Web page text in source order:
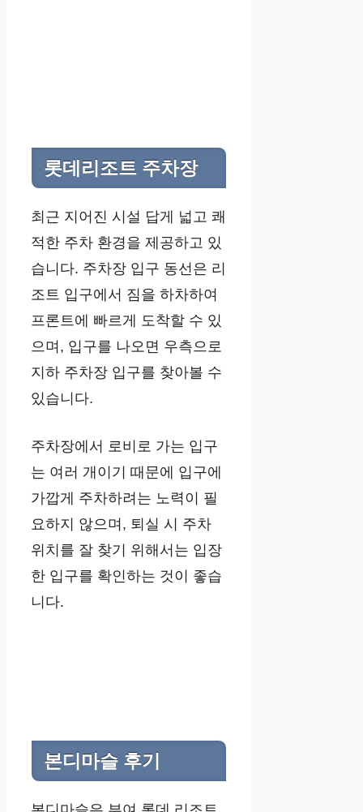
롯데리조트 주차장
최근 지어진 시설 답게 넓고 쾌
적한 주차 환경을 제공하고 있
습니다. 주차장 입구 동선은 리
조트 입구에서 짐을 하차하여
프론트에 빠르게 도착할 수 있
으며, 입구를 나오면 우측으로
지하 주차장 입구를 찾아볼 수
있습니다.
주차장에서 로비로 가는 입구
는 여러 개이기 때문에 입구에
가깝게 주차하려는 노력이 필
요하지 않으며, 퇴실 시 주차
위치를 잘 찾기 위해서는 입장
한 입구를 확인하는 것이 좋습
니다.
본디마슬 후기